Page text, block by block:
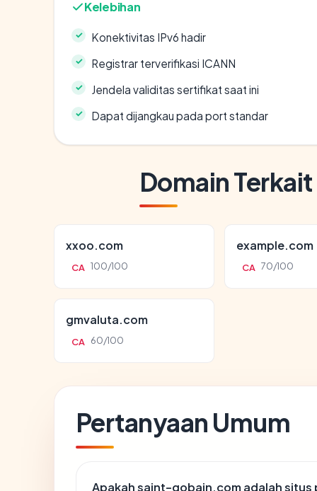
Kelebihan
Konektivitas IPv6 hadir
Registrar terverifikasi ICANN
Jendela validitas sertifikat saat ini
Dapat dijangkau pada port standar
Domain Terkait
xxoo.com
CA 100/100
example.com
CA 70/100
gmvaluta.com
CA 60/100
Pertanyaan Umum
Apakah saint-gobain.com adalah situs